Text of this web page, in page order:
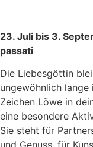
23. Juli bis 3.
passati
Die Liebesgöttin
ungewöhnlich lange
Zeichen Löwe in
eine besondere
Sie steht für